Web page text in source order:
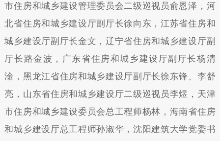
市住房和城乡建设管理委员会二级巡视员俞恩泽，河
北省住房和城乡建设厅副厅长徐向东，江苏省住房和
城乡建设厅副厅长金文，辽宁省住房和城乡建设厅副
厅长路金波，广东省住房和城乡建设厅副厅长杨清
淦，黑龙江省住房和城乡建设厅副厅长徐东锋、李舒
亮，山东省住房和城乡建设厅二级巡视员李煜，天津
市住房和城乡建设委员会总工程师杨林，海南省住房
和城乡建设厅总工程师孙淑华，沈阳建筑大学党委书